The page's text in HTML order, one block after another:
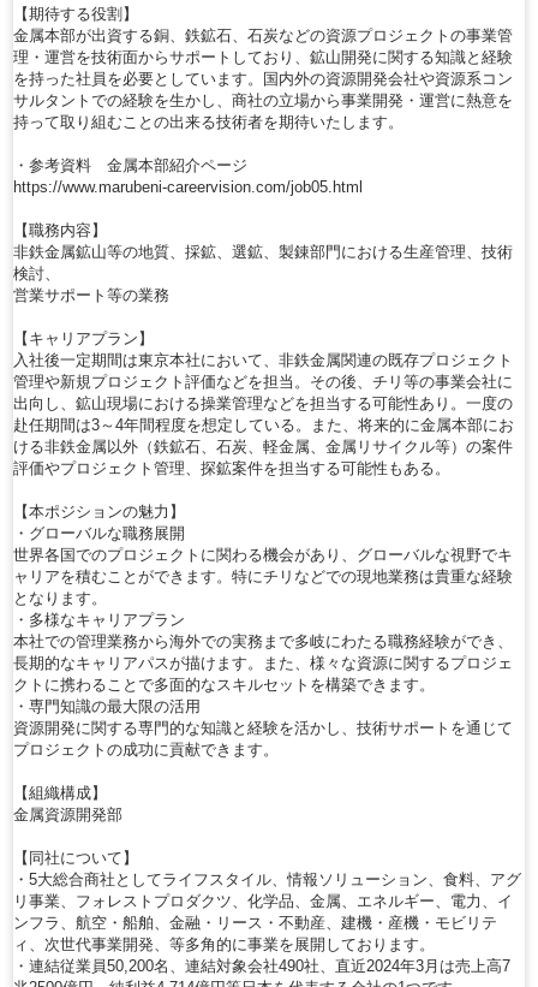
【期待する役割】
金属本部が出資する銅、鉄鉱石、石炭などの資源プロジェクトの事業管
理・運営を技術面からサポートしており、鉱山開発に関する知識と経験
を持った社員を必要としています。国内外の資源開発会社や資源系コン
サルタントでの経験を生かし、商社の立場から事業開発・運営に熱意を
持って取り組むことの出来る技術者を期待いたします。
・参考資料 金属本部紹介ページ
https://www.marubeni-careervision.com/job05.html
【職務内容】
非鉄金属鉱山等の地質、採鉱、選鉱、製錬部門における生産管理、技術
検討、
営業サポート等の業務
【キャリアプラン】
入社後一定期間は東京本社において、非鉄金属関連の既存プロジェクト
管理や新規プロジェクト評価などを担当。その後、チリ等の事業会社に
出向し、鉱山現場における操業管理などを担当する可能性あり。一度の
赴任期間は3～4年間程度を想定している。また、将来的に金属本部にお
ける非鉄金属以外（鉄鉱石、石炭、軽金属、金属リサイクル等）の案件
評価やプロジェクト管理、探鉱案件を担当する可能性もある。
【本ポジションの魅力】
・グローバルな職務展開
世界各国でのプロジェクトに関わる機会があり、グローバルな視野でキ
ャリアを積むことができます。特にチリなどでの現地業務は貴重な経験
となります。
・多様なキャリアプラン
本社での管理業務から海外での実務まで多岐にわたる職務経験ができ、
長期的なキャリアパスが描けます。また、様々な資源に関するプロジェ
クトに携わることで多面的なスキルセットを構築できます。
・専門知識の最大限の活用
資源開発に関する専門的な知識と経験を活かし、技術サポートを通じて
プロジェクトの成功に貢献できます。
【組織構成】
金属資源開発部
【同社について】
・5大総合商社としてライフスタイル、情報ソリューション、食料、アグ
リ事業、フォレストプロダクツ、化学品、金属、エネルギー、電力、イ
ンフラ、航空・船舶、金融・リース・不動産、建機・産機・モビリテ
ィ、次世代事業開発、等多角的に事業を展開しております。
・連結従業員50,200名、連結対象会社490社、直近2024年3月は売上高7